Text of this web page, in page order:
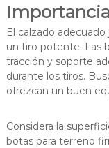
El calzado
un tiro potente. Las
tracción y soporte
durante los tiros.
ofrezcan un buen
Considera la
botas para terreno